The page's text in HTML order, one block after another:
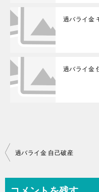
過バライ金
過バライ金
投
過バライ金 自己破産